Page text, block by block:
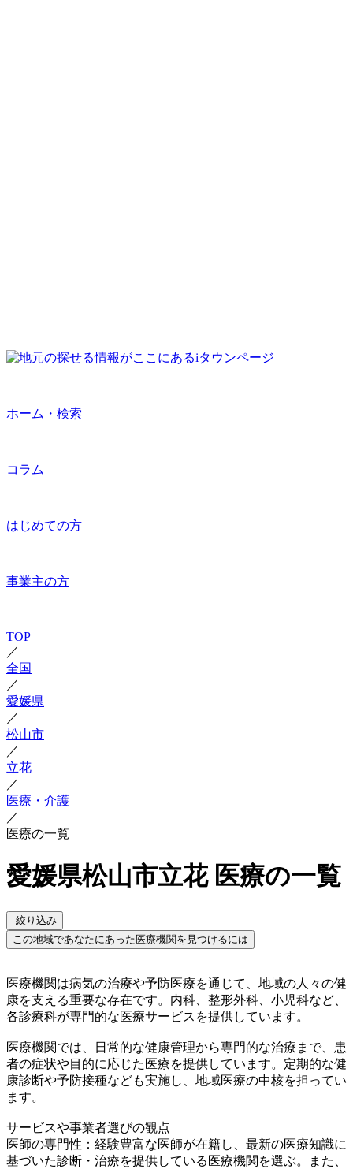
ホーム・検索
コラム
はじめての方
事業主の方
TOP
／
全国
／
愛媛県
／
松山市
／
立花
／
医療・介護
／
医療の一覧
愛媛県松山市立花 医療の一覧
絞り込み
この地域であなたにあった医療機関を見つけるには
医療機関は病気の治療や予防医療を通じて、地域の人々の健
康を支える重要な存在です。内科、整形外科、小児科など、
各診療科が専門的な医療サービスを提供しています。
医療機関では、日常的な健康管理から専門的な治療まで、患
者の症状や目的に応じた医療を提供しています。定期的な健
康診断や予防接種なども実施し、地域医療の中核を担ってい
ます。
サービスや事業者選びの観点
医師の専門性：経験豊富な医師が在籍し、最新の医療知識に
基づいた診断・治療を提供している医療機関を選ぶ。また、